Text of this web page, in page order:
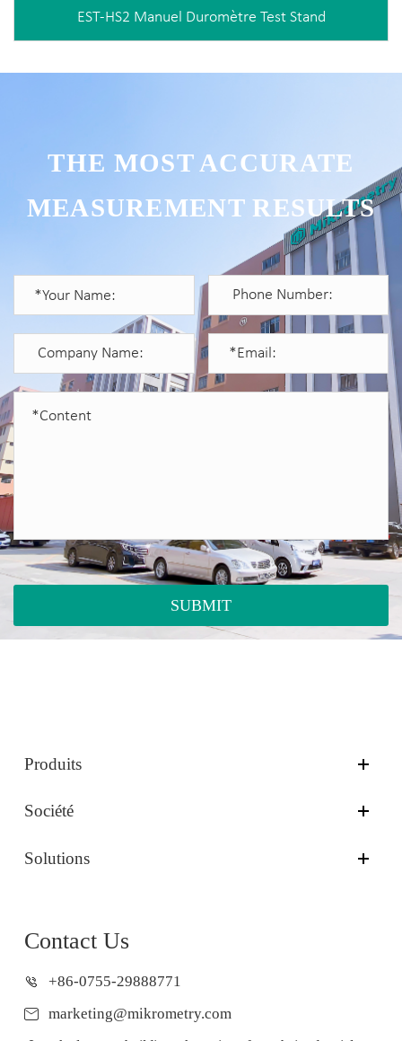
EST-HS2 Manuel Duromètre Test Stand
THE MOST ACCURATE
MEASUREMENT RESULTS
SUBMIT
Produits
Société
Solutions
Contact Us
+86-0755-29888771
marketing@mikrometry.com